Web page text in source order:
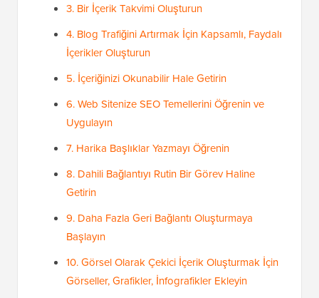
3. Bir İçerik Takvimi Oluşturun
4. Blog Trafiğini Artırmak İçin Kapsamlı, Faydalı
İçerikler Oluşturun
5. İçeriğinizi Okunabilir Hale Getirin
6. Web Sitenize SEO Temellerini Öğrenin ve
Uygulayın
7. Harika Başlıklar Yazmayı Öğrenin
8. Dahili Bağlantıyı Rutin Bir Görev Haline
Getirin
9. Daha Fazla Geri Bağlantı Oluşturmaya
Başlayın
10. Görsel Olarak Çekici İçerik Oluşturmak İçin
Görseller, Grafikler, İnfografikler Ekleyin